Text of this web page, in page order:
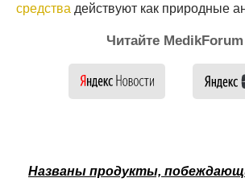
средства действуют как природные
Читайте
Названы продукты,